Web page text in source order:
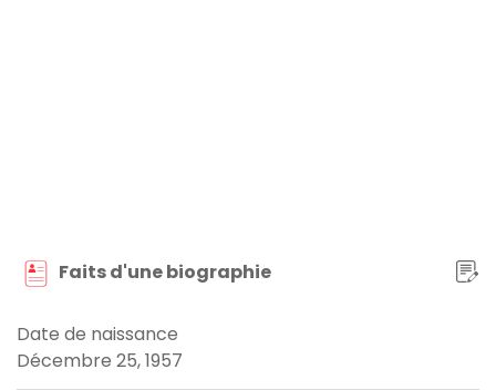
Faits d'une biographie
Date de naissance
Décembre 25, 1957